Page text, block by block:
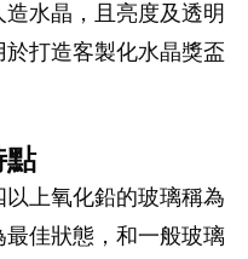
水晶，且亮度及透明
打造客製化水晶獎盃
點
上氧化鉛的玻璃稱為
佳狀態，和一般玻璃